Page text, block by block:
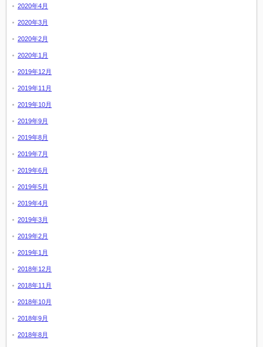
2020年4月
2020年3月
2020年2月
2020年1月
2019年12月
2019年11月
2019年10月
2019年9月
2019年8月
2019年7月
2019年6月
2019年5月
2019年4月
2019年3月
2019年2月
2019年1月
2018年12月
2018年11月
2018年10月
2018年9月
2018年8月